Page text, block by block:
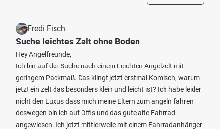
Fredi Fisch
Suche leichtes Zelt ohne Boden
Hey Angelfreunde,
Ich bin auf der Suche nach einem Leichten Angelzelt mit
geringem Packmaß. Das klingt jetzt erstmal Komisch, warum
jetzt ein zelt das besonders klein und leicht ist? Ich habe leider
nicht den Luxus dass mich meine Eltern zum angeln fahren
deswegen bin ich auf Offis und das gute alte Fahrrad
angewiesen. Ich jetzt mittlerweile mit einem Fahrradanhänger